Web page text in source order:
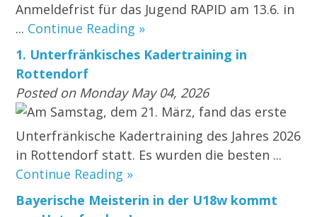
Anmeldefrist für das Jugend RAPID am 13.6. in
... Continue Reading »
1. Unterfränkisches Kadertraining in
Rottendorf
Posted on Monday May 04, 2026
Am Samstag, dem 21. März, fand das erste
Unterfränkische Kadertraining des Jahres 2026
in Rottendorf statt. Es wurden die besten ...
Continue Reading »
Bayerische Meisterin in der U18w kommt